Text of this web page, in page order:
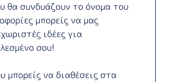
θα συνδυάζουν το όνομα του
μπορείς να μας
ιδέες για
σου!
μπορείς να διαθέσεις στα